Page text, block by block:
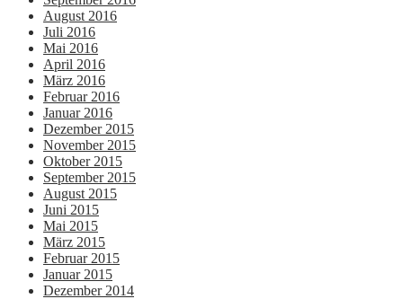
August 2016
Juli 2016
Mai 2016
April 2016
März 2016
Februar 2016
Januar 2016
Dezember 2015
November 2015
Oktober 2015
September 2015
August 2015
Juni 2015
Mai 2015
März 2015
Februar 2015
Januar 2015
Dezember 2014